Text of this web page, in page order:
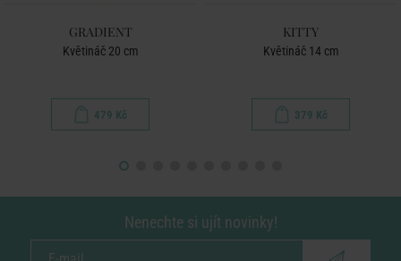
GRADIENT
Květináč 20 cm
479 Kč
KITTY
Květináč 14 cm
379 Kč
Nenechte si ujít novinky!